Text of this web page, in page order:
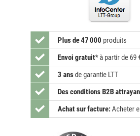
Plus de 47 000 produits
Envoi gratuit* à partir de 69
3 ansde garantie LTT
Des conditions B2B
Achat sur facture:Acheter